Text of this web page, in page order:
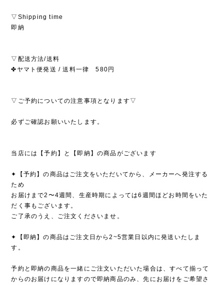
▽Shipping time
即納
▽配送方法/送料
✤ヤマト便発送 / 送料一律 580円
▽ご予約についての注意事項となります▽
必ずご確認お願いいたします。
当店には【予約】と【即納】の商品がございます
✦【予約】の商品はご注文をいただいてから、メーカーへ発注する
ため
お届けまで2〜4週間、生産時期によっては6週間ほどお時間をいた
だく事もございます。
ご了承のうえ、ご注文くださいませ。
✦【即納】の商品はご注文日から2~5営業日以内に発送いたしま
す。
予約と即納の商品を一緒にご注文いただいた場合は、すべて揃って
からのお届けになりますので即納商品のみ、先にお届けをご希望さ